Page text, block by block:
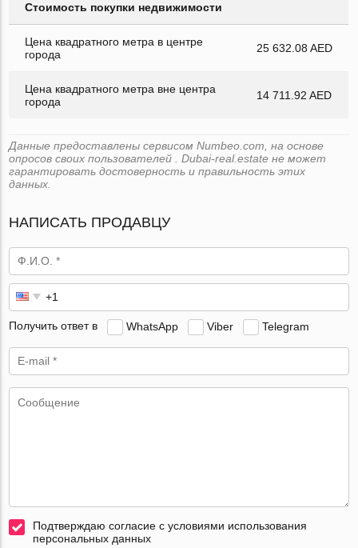
Стоимость покупки недвижимости
Цена квадратного метра в центре
города
25 632.08 AED
Цена квадратного метра вне центра
города
14 711.92 AED
Данные предоставлены сервисом Numbeo.com, на основе
опросов своих пользователей . Dubai-real.estate не может
гарантировать достоверность и правильность этих
данных.
НАПИСАТЬ ПРОДАВЦУ
Получить ответ в WhatsApp Viber Telegram
Подтверждаю согласие с условиями использования
персональных данных